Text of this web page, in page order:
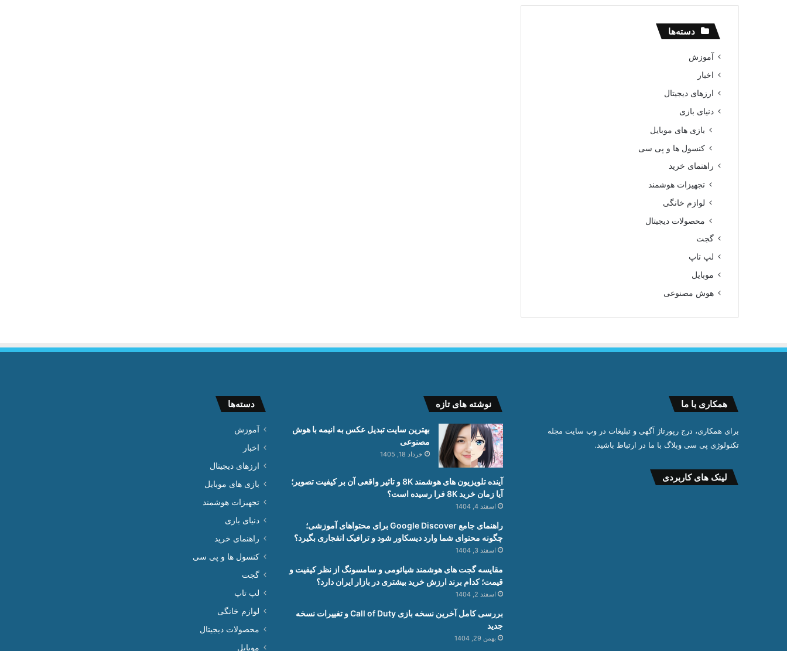
دسته‌ها
آموزش
اخبار
ارزهای دیجیتال
دنیای بازی
بازی های موبایل
کنسول ها و پی سی
راهنمای خرید
تجهیزات هوشمند
لوازم خانگی
محصولات دیجیتال
گجت
لپ تاپ
موبایل
هوش مصنوعی
همکاری با ما
برای همکاری، درج رپورتاژ آگهی و تبلیغات در وب سایت مجله
تکنولوژی پی سی وبلاگ با ما در ارتباط باشید.
لینک های کاربردی
نوشته های تازه
بهترین سایت تبدیل عکس به انیمه با هوش
مصنوعی
خرداد 18, 1405
آینده تلویزیون های هوشمند 8K و تاثیر واقعی آن بر کیفیت تصویر؛
آیا زمان خرید 8K فرا رسیده است؟
اسفند 4, 1404
راهنمای جامع Google Discover برای محتواهای آموزشی؛
چگونه محتوای شما وارد دیسکاور شود و ترافیک انفجاری بگیرد؟
اسفند 3, 1404
مقایسه گجت های هوشمند شیائومی و سامسونگ از نظر کیفیت و
قیمت؛ کدام برند ارزش خرید بیشتری در بازار ایران دارد؟
اسفند 2, 1404
بررسی کامل آخرین نسخه بازی Call of Duty و تغییرات نسخه
جدید
بهمن 29, 1404
دسته‌ها
آموزش
اخبار
ارزهای دیجیتال
بازی های موبایل
تجهیزات هوشمند
دنیای بازی
راهنمای خرید
کنسول ها و پی سی
گجت
لپ تاپ
لوازم خانگی
محصولات دیجیتال
موبایل